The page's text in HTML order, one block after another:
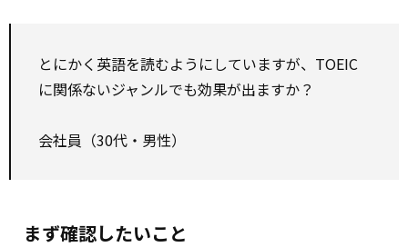
とにかく英語を読むようにしていますが、TOEIC
に関係ないジャンルでも効果が出ますか？
――会社員（30代・男性）
まず確認したいこと